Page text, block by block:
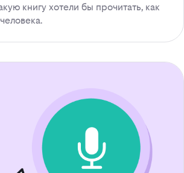
книгу хотели бы прочитать, как